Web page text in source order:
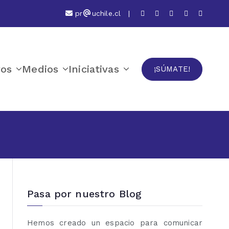
pr uchile.cl |
Medios Iniciativas ¡SÚMATE!
Pasa por nuestro Blog
Hemos creado un espacio para comunicar